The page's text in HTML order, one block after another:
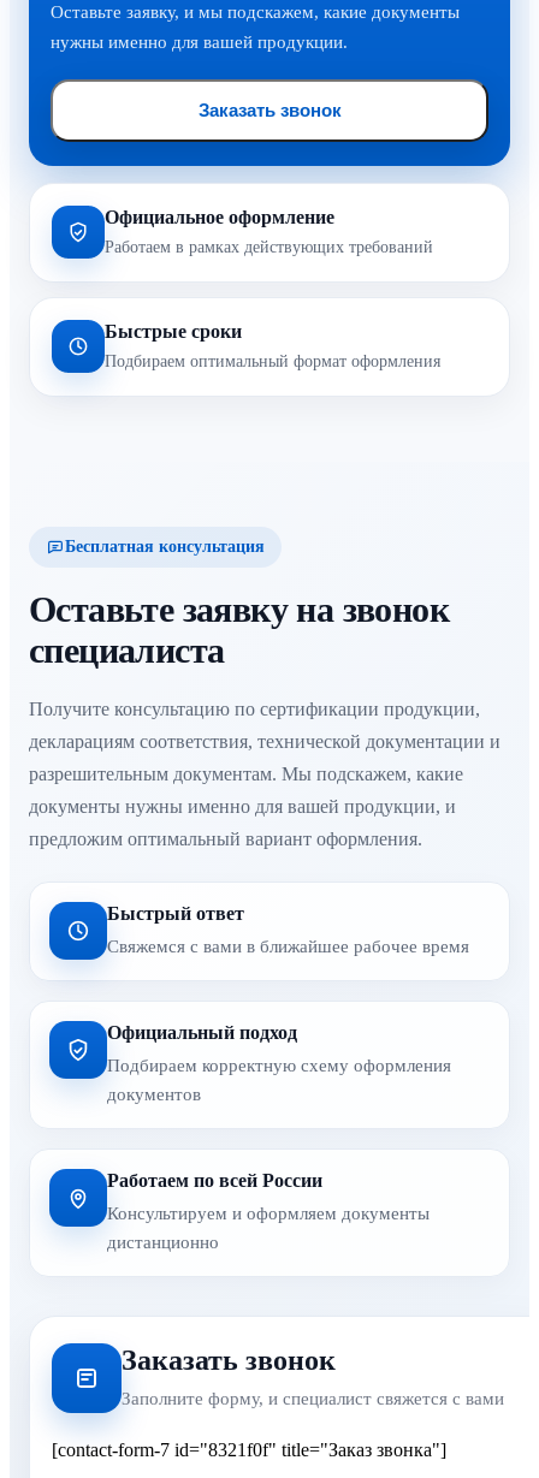
Оставьте заявку, и мы подскажем, какие документы
нужны именно для вашей продукции.
Заказать звонок
Официальное оформление
Работаем в рамках действующих требований
Быстрые сроки
Подбираем оптимальный формат оформления
Бесплатная консультация
Оставьте заявку на звонок
специалиста
Получите консультацию по сертификации продукции,
декларациям соответствия, технической документации и
разрешительным документам. Мы подскажем, какие
документы нужны именно для вашей продукции, и
предложим оптимальный вариант оформления.
Быстрый ответ
Свяжемся с вами в ближайшее рабочее время
Официальный подход
Подбираем корректную схему оформления
документов
Работаем по всей России
Консультируем и оформляем документы
дистанционно
Заказать звонок
Заполните форму, и специалист свяжется с вами
[contact-form-7 id="8321f0f" title="Заказ звонка"]